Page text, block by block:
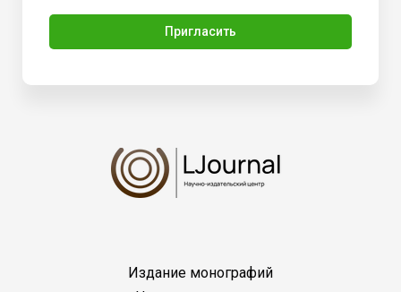
Пригласить
Издание монографий